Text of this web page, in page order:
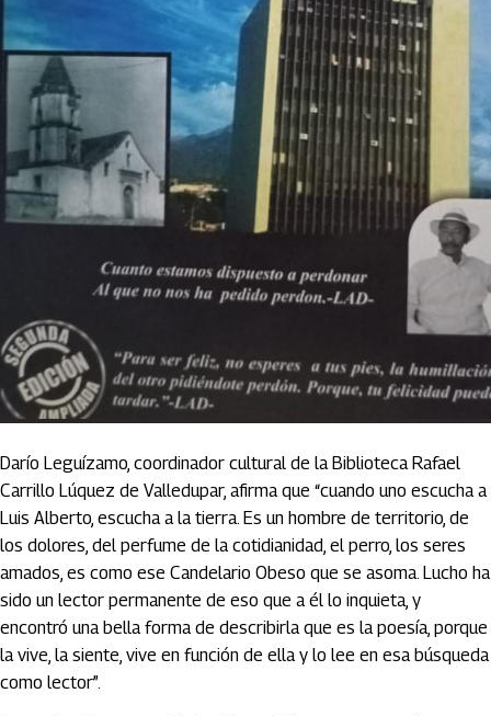
Darío Leguízamo, coordinador cultural de la Biblioteca Rafael
Carrillo Lúquez de Valledupar, afirma que “cuando uno escucha a
Luis Alberto, escucha a la tierra. Es un hombre de territorio, de
los dolores, del perfume de la cotidianidad, el perro, los seres
amados, es como ese Candelario Obeso que se asoma. Lucho ha
sido un lector permanente de eso que a él lo inquieta, y
encontró una bella forma de describirla que es la poesía, porque
la vive, la siente, vive en función de ella y lo lee en esa búsqueda
como lector”.